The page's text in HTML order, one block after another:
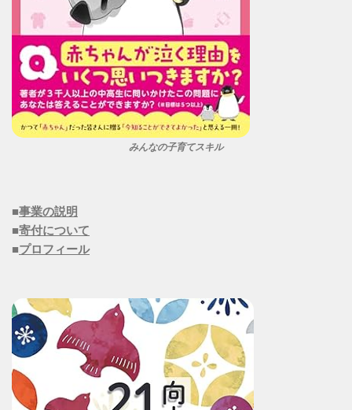
みんなの子育てスキル
■事業の説明
■寄付について
■プロフィール